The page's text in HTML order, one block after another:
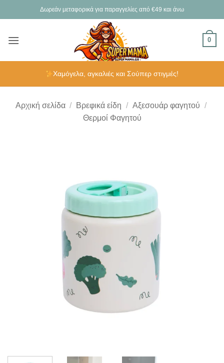
στο
Δωρεάν μεταφορικά για παραγγελίες από €49 και άνω
0
Χαμόγελα, αγκαλιές και Σούπερ στιγμές!
Αρχική σελίδα / Βρεφικά είδη / Αξεσουάρ φαγητού /
Θερμοί Φαγητού